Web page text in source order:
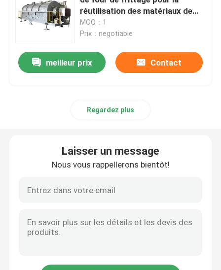
four de ceinture de maille
Four en forme de boîte
réutilisation des matériaux de
batterie au lithium
MOQ：1
Prix：negotiable
meilleur prix Contact
Regardez plus
Laisser un message
Nous vous rappellerons bientôt!